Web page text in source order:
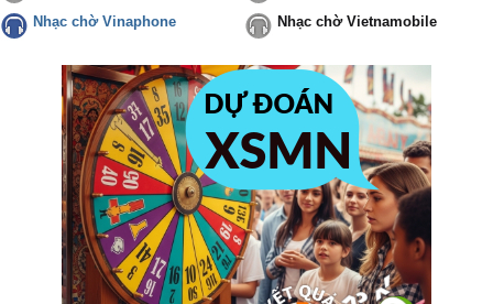
Nhạc chờ Vinaphone Nhạc chờ Vietnamobile